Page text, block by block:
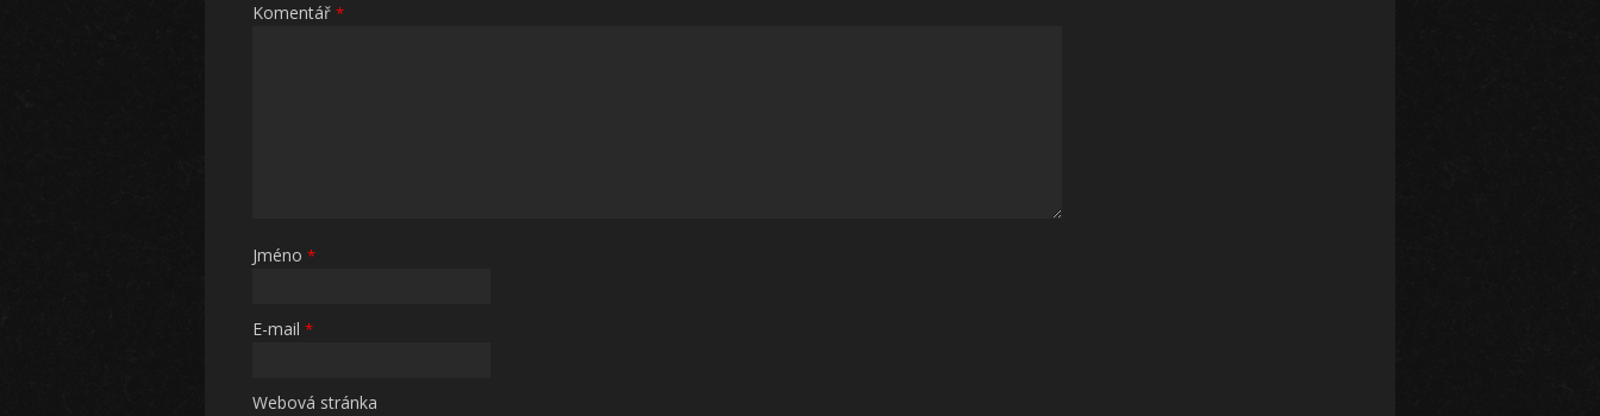
Komentář *
Jméno *
E-mail *
Webová stránka